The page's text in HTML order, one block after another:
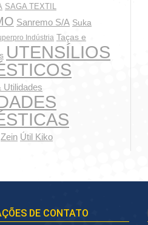
SAGA TEXTIL
Sanremo S/A Suka
Indústria Taças e
UTENSÍLIOS
Utilidades
Zein Útil Kiko
DE CONTATO